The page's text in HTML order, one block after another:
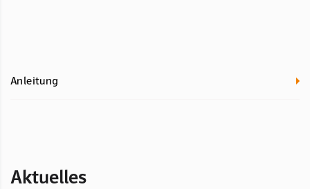
Anleitung
Aktuelles